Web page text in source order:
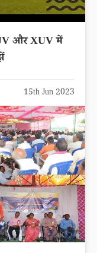
और XUV में
15th Jun 2023